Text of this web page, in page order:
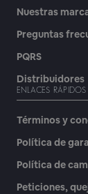
Nuestras
Preguntas
PQRS
Distribuidores
ENLACES RÁPIDOS
Términos y
Política de
Política de
Peticiones,